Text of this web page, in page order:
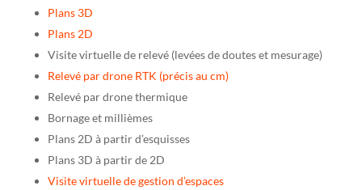
Plans 3D
Plans 2D
Visite virtuelle de relevé (levées de doutes et mesurage)
Relevé par drone RTK (précis au cm)
Relevé par drone thermique
Bornage et millièmes
Plans 2D à partir d’esquisses
Plans 3D à partir de 2D
Visite virtuelle de gestion d’espaces